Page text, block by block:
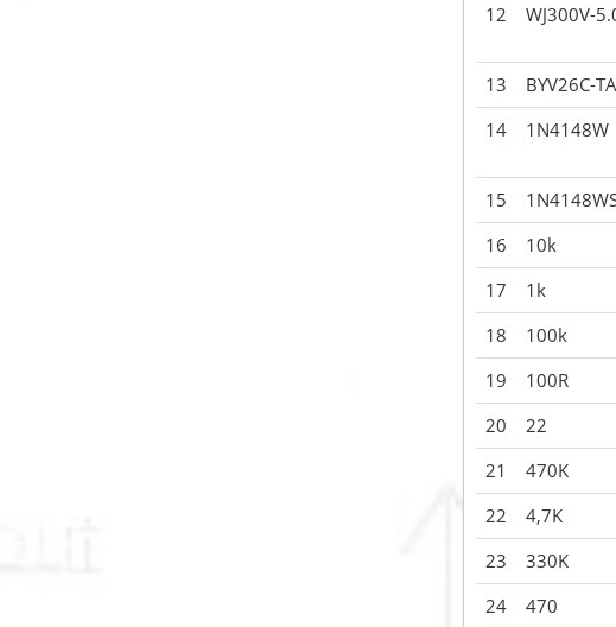
12
WJ300V-
13 BYV26C-
14
1N4148W
15
16
10k
17
1k
18
100k
19
100R
20
22
21
470K
22
4,7K
23
330K
24
470